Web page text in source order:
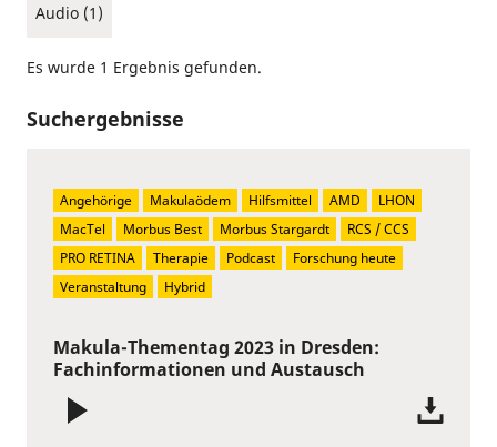
Audio (1)
Es wurde 1 Ergebnis gefunden.
Suchergebnisse
Makula-Thementag 2023 in Dresden:
Fachinformationen und Austausch
Angehörige Makulaödem Hilfsmittel AMD
LHON
MacTel
Morbus Best Morbus Stargardt
RCS / CCS
PRO RETINA
Therapie Podcast
Forschung heute
Veranstaltung
Hybrid